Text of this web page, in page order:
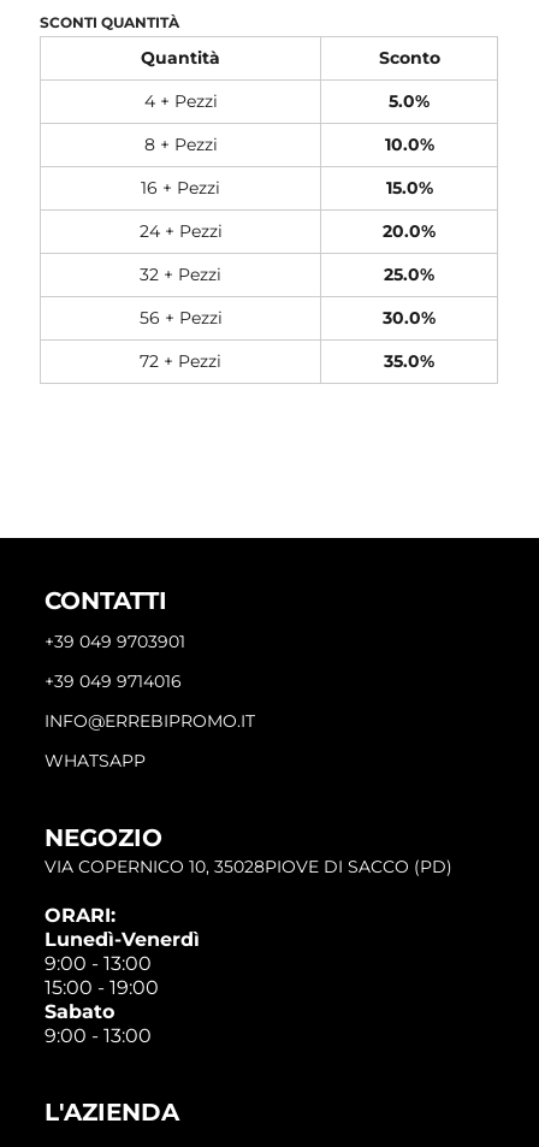
SCONTI QUANTITÀ
Quantità
Sconto
4 + Pezzi
5.0%
8 + Pezzi
10.0%
16 + Pezzi
15.0%
24 + Pezzi
20.0%
32 + Pezzi
25.0%
56 + Pezzi
30.0%
72 + Pezzi
35.0%
CONTATTI
+39 049 9703901
+39 049 9714016
INFO@ERREBIPROMO.IT
WHATSAPP
NEGOZIO
VIA COPERNICO 10, 35028PIOVE DI SACCO (PD)
ORARI:
Lunedì-Venerdì
9:00 - 13:00
15:00 - 19:00
Sabato
9:00 - 13:00
L'AZIENDA